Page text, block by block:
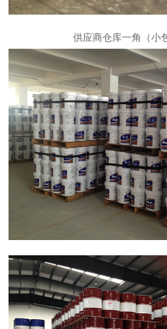
供应商仓库一角（小